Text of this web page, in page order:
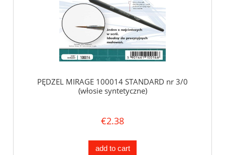
PĘDZEL MIRAGE 100014 STANDARD nr 3/0
(włosie syntetyczne)
€2.38
add to cart